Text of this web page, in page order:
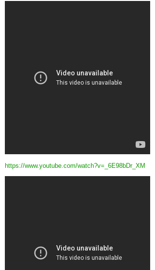
https://www.youtube.com/watch?v=_6E98bDr_XM